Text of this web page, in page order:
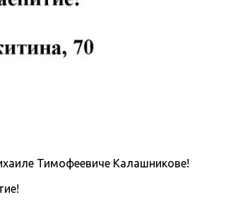
Тимофеевиче Калашникове!